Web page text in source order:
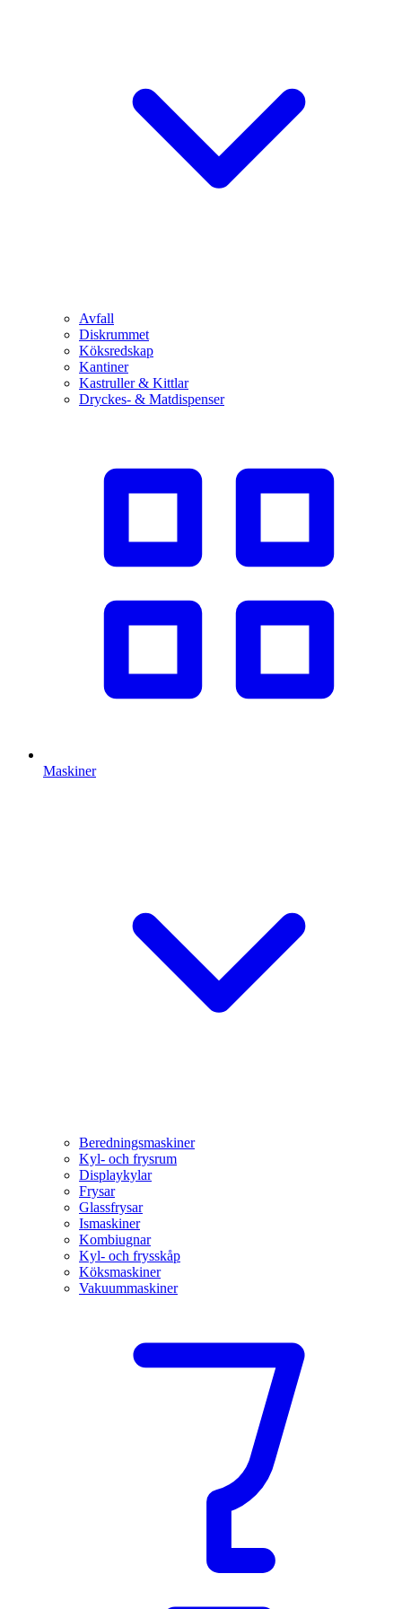
Avfall
Diskrummet
Köksredskap
Kantiner
Kastruller & Kittlar
Dryckes- & Matdispenser
Maskiner
Beredningsmaskiner
Kyl- och frysrum
Displaykylar
Frysar
Glassfrysar
Ismaskiner
Kombiugnar
Kyl- och frysskåp
Köksmaskiner
Vakuummaskiner